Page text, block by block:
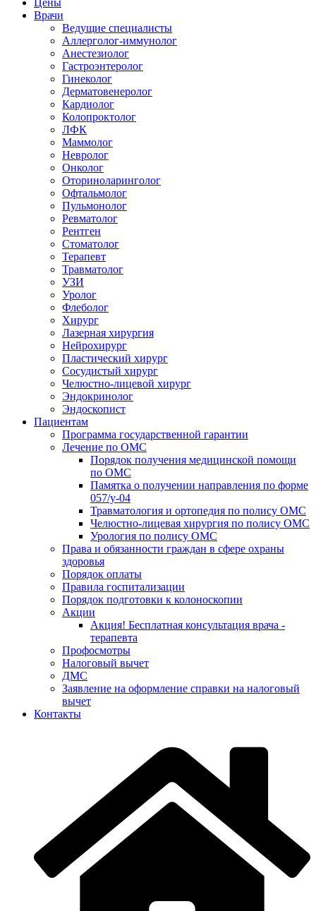
Цены
Врачи
Ведущие специалисты
Аллерголог-иммунолог
Анестезиолог
Гастроэнтеролог
Гинеколог
Дерматовенеролог
Кардиолог
Колопроктолог
ЛФК
Маммолог
Невролог
Онколог
Оториноларинголог
Офтальмолог
Пульмонолог
Ревматолог
Рентген
Стоматолог
Терапевт
Травматолог
УЗИ
Уролог
Флеболог
Хирург
Лазерная хирургия
Нейрохирург
Пластический хирург
Сосудистый хирург
Челюстно-лицевой хирург
Эндокринолог
Эндоскопист
Пациентам
Программа государственной гарантии
Лечение по ОМС
Порядок получения медицинской помощи
по ОМС
Памятка о получении направления по форме
057/у-04
Травматология и ортопедия по полису ОМС
Челюстно-лицевая хирургия по полису ОМС
Урология по полису ОМС
Права и обязанности граждан в сфере охраны
здоровья
Порядок оплаты
Правила госпитализации
Порядок подготовки к колоноскопии
Акции
Акция! Бесплатная консультация врача -
терапевта
Профосмотры
Налоговый вычет
ДМС
Заявление на оформление справки на налоговый
вычет
Контакты